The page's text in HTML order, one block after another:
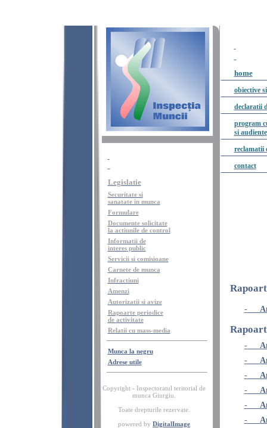
Legislatie
Securitate si
sanatate in munca
Formulare
Documente solicitate
la actiunile de control
Informatiide
interespublic
Servicii si comisioane
Carnetede munca
Infractiuni
Amenzi
Autorizatii si avize
Rapoarte periodice
de activitate
Relatii cu mass-media
Munca la negru
Adreseutile
Copyright - Inspectoratul teritorial de
munca Giurgiu.
Toate drepturile rezervate
powered by DigitalImage
home
obiective si
declaratii
program
si audiente
reclamatii
contact
-
-
-
-
-
-
-